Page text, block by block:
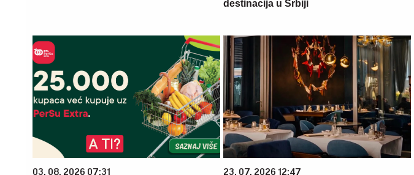
destinacija u Srbiji
03. 08. 2026 07:31 23. 07. 2026 12:47